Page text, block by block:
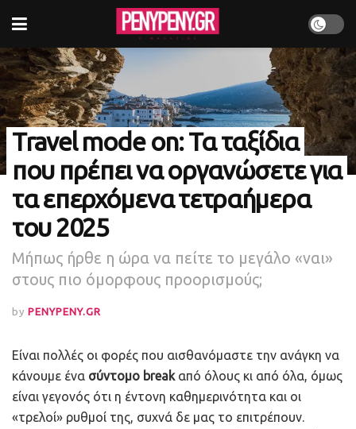
Travel mode on: Τα ταξίδια
που πρέπει να οργανώσετε για
τα επερχόμενα τετραήμερα
του 2025
Μήπως ήρθε η ώρα να πείτε το μεγάλο «ναι»
στους πιο όμορφους προορισμούς;
by PENYPENY.GR
Είναι πολλές οι φορές που αισθανόμαστε την ανάγκη να
κάνουμε ένα σύντομο break από όλους κι από όλα, όμως
είναι γεγονός ότι η έντονη καθημερινότητα και οι
«τρελοί» ρυθμοί της, συχνά δε μας το επιτρέπουν.